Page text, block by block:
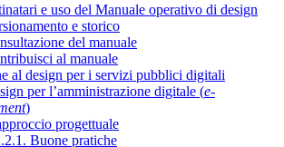
e uso del Manuale operativo di design
e storico
del manuale
al manuale
al design per i servizi pubblici digitali
per l’amministrazione digitale (e-
)
progettuale
Buone pratiche